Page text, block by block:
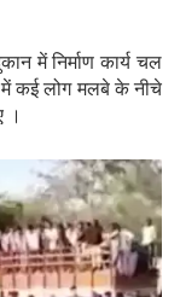
में निर्माण कार्य चल
में कई लोग मलबे के नीचे
।